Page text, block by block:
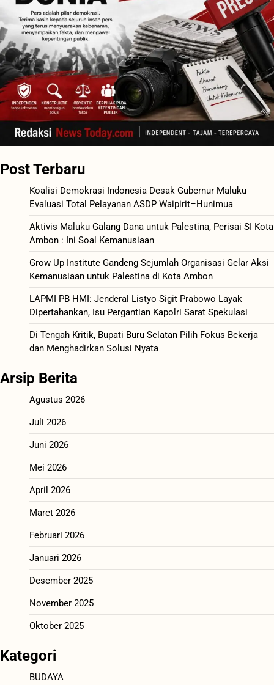
Post Terbaru
Koalisi Demokrasi Indonesia Desak Gubernur Maluku
Evaluasi Total Pelayanan ASDP Waipirit–Hunimua
Aktivis Maluku Galang Dana untuk Palestina, Perisai SI Kota
Ambon : Ini Soal Kemanusiaan
Grow Up Institute Gandeng Sejumlah Organisasi Gelar Aksi
Kemanusiaan untuk Palestina di Kota Ambon
LAPMI PB HMI: Jenderal Listyo Sigit Prabowo Layak
Dipertahankan, Isu Pergantian Kapolri Sarat Spekulasi
Di Tengah Kritik, Bupati Buru Selatan Pilih Fokus Bekerja
dan Menghadirkan Solusi Nyata
Arsip Berita
Agustus 2026
Juli 2026
Juni 2026
Mei 2026
April 2026
Maret 2026
Februari 2026
Januari 2026
Desember 2025
November 2025
Oktober 2025
Kategori
BUDAYA